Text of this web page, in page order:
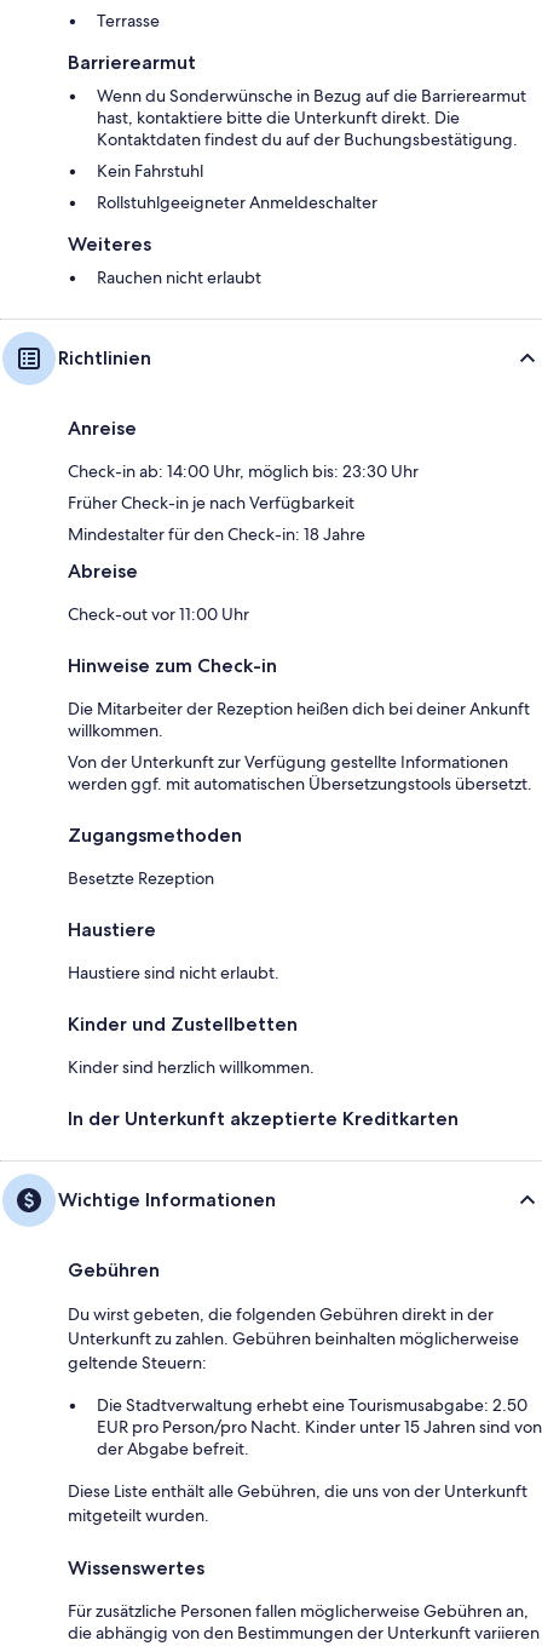
Terrasse
Barrierearmut
Wenn du Sonderwünsche in Bezug auf die Barrierearmut
hast, kontaktiere bitte die Unterkunft direkt. Die
Kontaktdaten findest du auf der Buchungsbestätigung.
Kein Fahrstuhl
Rollstuhlgeeigneter Anmeldeschalter
Weiteres
Rauchen nicht erlaubt
Richtlinien
Anreise
Check-in ab: 14:00 Uhr, möglich bis: 23:30 Uhr
Früher Check-in je nach Verfügbarkeit
Mindestalter für den Check-in: 18 Jahre
Abreise
Check-out vor 11:00 Uhr
Hinweise zum Check-in
Die Mitarbeiter der Rezeption heißen dich bei deiner Ankunft
willkommen.
Von der Unterkunft zur Verfügung gestellte Informationen
werden ggf. mit automatischen Übersetzungstools übersetzt.
Zugangsmethoden
Besetzte Rezeption
Haustiere
Haustiere sind nicht erlaubt.
Kinder und Zustellbetten
Kinder sind herzlich willkommen.
In der Unterkunft akzeptierte Kreditkarten
Wichtige Informationen
Gebühren
Du wirst gebeten, die folgenden Gebühren direkt in der
Unterkunft zu zahlen. Gebühren beinhalten möglicherweise
geltende Steuern:
Die Stadtverwaltung erhebt eine Tourismusabgabe: 2.50
EUR pro Person/pro Nacht. Kinder unter 15 Jahren sind von
der Abgabe befreit.
Diese Liste enthält alle Gebühren, die uns von der Unterkunft
mitgeteilt wurden.
Wissenswertes
Für zusätzliche Personen fallen möglicherweise Gebühren an,
die abhängig von den Bestimmungen der Unterkunft variieren